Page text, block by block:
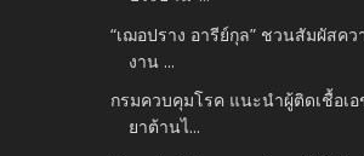
“เฌอปราง อารีย์กุล” ชวนสัมผัสค
งาน ...
กรมควบคุมโรค แนะนำผู้ติดเชื้อเ
ยาต้านไ...